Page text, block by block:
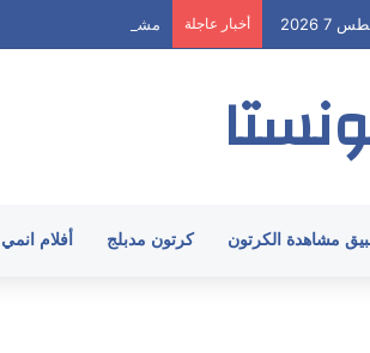
2026 أخبار عاجلة مشاهدة هيا ارنولد الحلقة 58 مدبلج HD جميع الحلقات
مشاهدة الكرتون كرتون مدبلج أفلام انمي